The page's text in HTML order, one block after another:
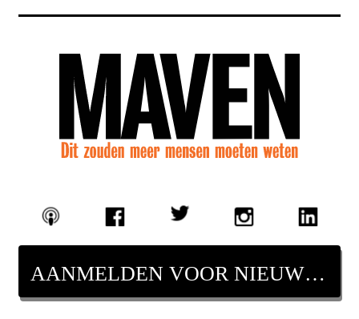
AANMELDEN VOOR NIEUWSBRIEF